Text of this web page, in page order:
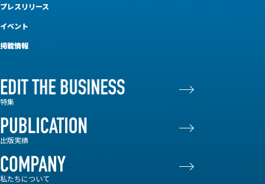
プレスリリース
イベント
掲載情報
特集
出版実績
私たちについて